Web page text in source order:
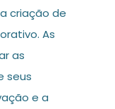
criação de
As
as
seus
e a